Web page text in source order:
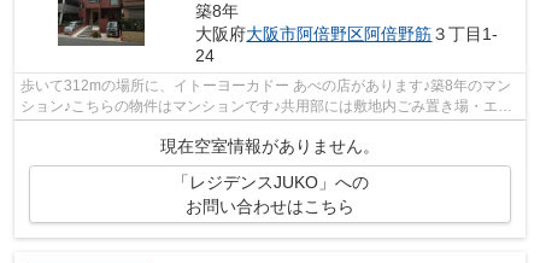
築8年
大阪府大阪市阿倍野区阿倍野筋３丁目1-
24
歩いて312mの場所に、イトーヨーカドー あべの店があります♪築8年のマン
ション♪こちらの物件はマンションです♪共用部には敷地内ごみ置き場・エレ
現在空室情報がありません。
「レジデンスJUKO」への
お問い合わせはこちら